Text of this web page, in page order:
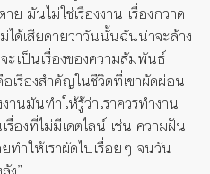
มันไม่ใช่เรื่องงาน เรื่องกวาด
ได้เสียดายว่าวันนั้นฉันน่าจะล้าง
เป็นเรื่องของความสัมพันธ์
รื่องสำคัญในชีวิตที่เขาผัดผ่อน
านมันทำให้รู้ว่าเราควรทำงาน
องที่ไม่มีเดตไลน์ เช่น ความฝัน
ำให้เราผัดไปเรื่อยๆ จนวัน